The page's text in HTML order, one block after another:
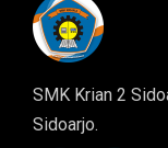
SMK Krian 2
Sidoarjo.